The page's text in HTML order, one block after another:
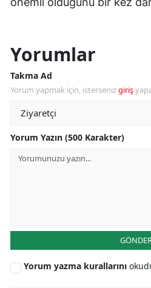
Yorumlar
Takma Ad
Yorum yapmak için, istersenizgiriş
Yorum Yazın (500 Karakter)
Yorum yazma kurallarını